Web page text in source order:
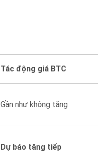
Tác động giá BTC
Gần như không tăng
Dự báo tăng tiếp